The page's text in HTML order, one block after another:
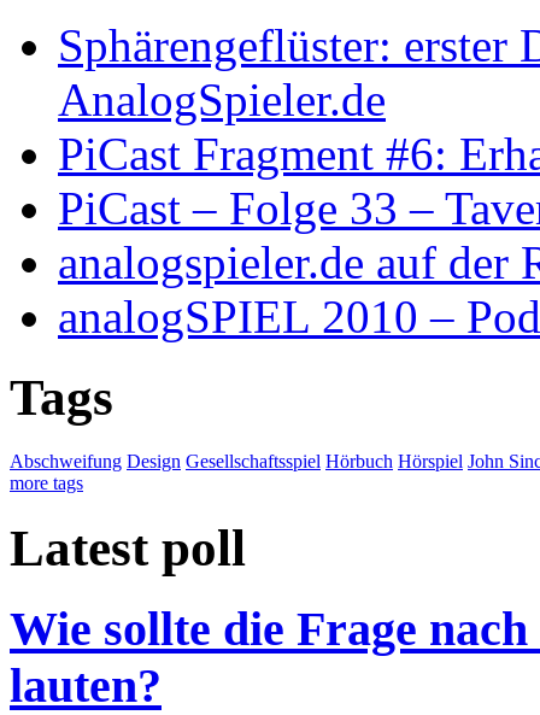
Sphärengeflüster: erster
AnalogSpieler.de
PiCast Fragment #6:
PiCast – Folge 33 –
analogspieler.de auf der
analogSPIEL 2010 –
Tags
Abschweifung Design Gesellschaftsspiel Hörbuch Hörspiel John
more tags
Latest poll
Wie sollte die Frage
lauten?